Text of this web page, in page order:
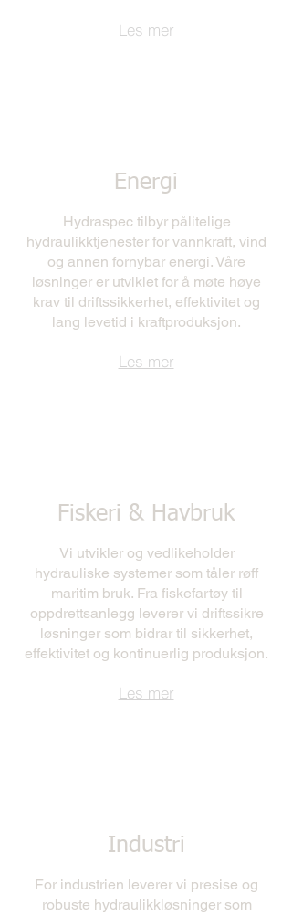
Les mer
Energi
Hydraspec tilbyr pålitelige
hydraulikktjenester for vannkraft, vind
og annen fornybar energi. Våre
løsninger er utviklet for å møte høye
krav til driftssikkerhet, effektivitet og
lang levetid i kraftproduksjon.
Les mer
Fiskeri & Havbruk
Vi utvikler og vedlikeholder
hydrauliske systemer som tåler røff
maritim bruk. Fra fiskefartøy til
oppdrettsanlegg leverer vi driftssikre
løsninger som bidrar til sikkerhet,
effektivitet og kontinuerlig produksjon.
Les mer
Industri
For industrien leverer vi presise og
robuste hydraulikkløsninger som